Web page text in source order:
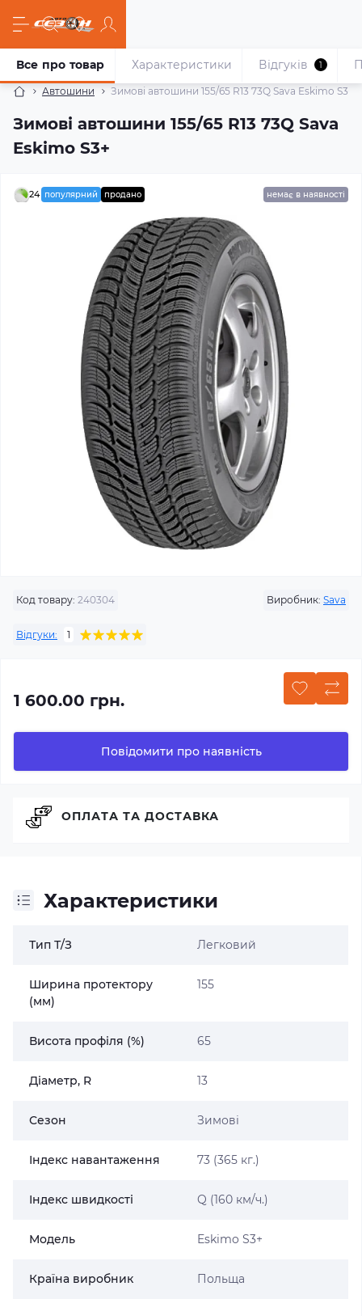
Автошини Зимові автошини 155/65 R13 73Q Sava Eskimo S3+
Зимові автошини 155/65 R13 73Q Sava
Eskimo S3+
Все про товар Характеристики Відгуків 1
24 популярний продано немає в наявності
Код товару: 240304 Виробник: Sava
Відгуки: 1
1 600.00 грн.
Повідомити про наявність
Характеристики
Тип Т/З Легковий
Ширина протектору
(мм)
155
Висота профіля (%) 65
Діаметр, R 13
Сезон Зимові
Індекс навантаження 73 (365 кг.)
Індекс швидкості Q (160 км/ч.)
Модель Eskimo S3+
Країна виробник Польща
ОПЛАТА ТА ДОСТАВКА